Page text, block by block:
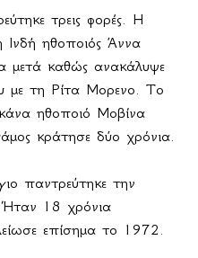
τρεις φορές. Η
ηθοποιός Άννα
μετά καθώς ανακάλυψε
με τη Ρίτα Μορενο. Το
ηθοποιό Μοβίνα
κράτησε δύο χρόνια.
παντρεύτηκε την
Ήταν 18 χρόνια
επίσημα το 1972.